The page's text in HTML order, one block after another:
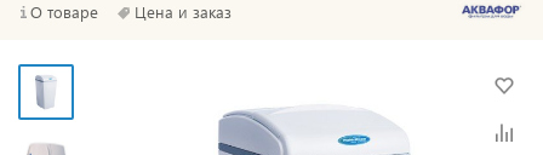
О товаре Цена и заказ